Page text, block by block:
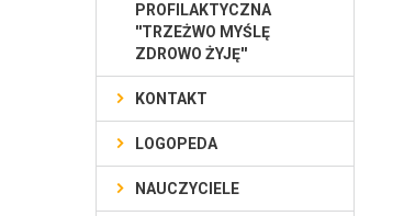
PROFILAKTYCZNA
''TRZEŻWO MYŚLĘ
ZDROWO ŻYJĘ''
KONTAKT
LOGOPEDA
NAUCZYCIELE